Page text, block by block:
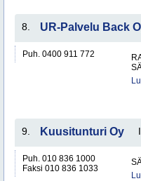
8. UR-Palvelu Back
Puh. 0400 911 772
9. Kuusitunturi Oy
Puh. 010 836 1000
Faksi 010 836 1033